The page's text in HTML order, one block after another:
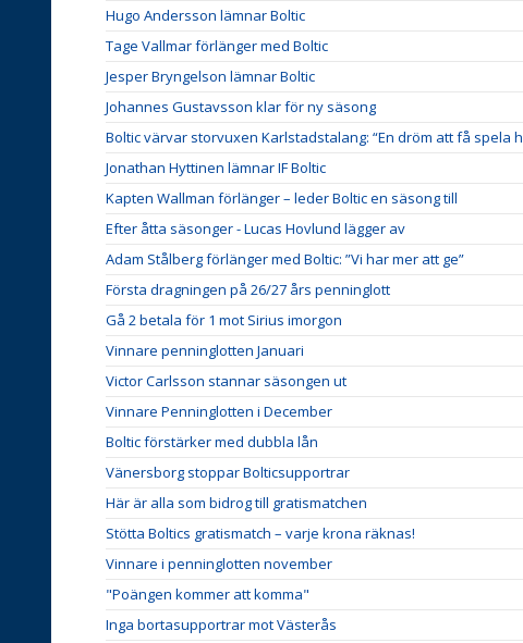
Hugo Andersson lämnar Boltic
Tage Vallmar förlänger med Boltic
Jesper Bryngelson lämnar Boltic
Johannes Gustavsson klar för ny säsong
Boltic värvar storvuxen Karlstadstalang: “En dröm att få spela
Jonathan Hyttinen lämnar IF Boltic
Kapten Wallman förlänger – leder Boltic en säsong till
Efter åtta säsonger - Lucas Hovlund lägger av
Adam Stålberg förlänger med Boltic: ”Vi har mer att ge”
Första dragningen på 26/27 års penninglott
Gå 2 betala för 1 mot Sirius imorgon
Vinnare penninglotten Januari
Victor Carlsson stannar säsongen ut
Vinnare Penninglotten i December
Boltic förstärker med dubbla lån
Vänersborg stoppar Bolticsupportrar
Här är alla som bidrog till gratismatchen
Stötta Boltics gratismatch – varje krona räknas!
Vinnare i penninglotten november
"Poängen kommer att komma"
Inga bortasupportrar mot Västerås